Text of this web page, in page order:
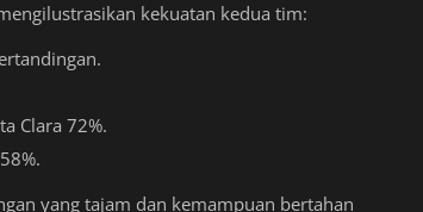
kekuatan kedua tim:
Clara 72%.
yang tajam dan kemampuan bertahan